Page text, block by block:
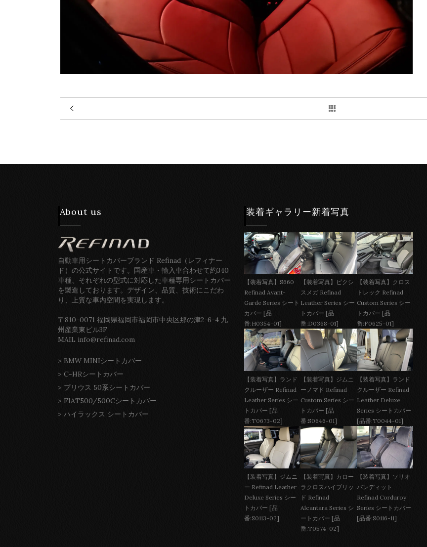
About us
自動車用シートカバーブランド Refinad（レフィナー
ド）の公式サイトです。国産車・輸入車合わせて約340
車種、それぞれの型式に対応した車種専用シートカバー
を製造しております。デザイン、品質、技術にこだわ
り、上質な車内空間を実現します。
〒810-0071 福岡県福岡市福岡市中央区那の津2-6-4 九
州産業東ビル3F
MAIL info@refinad.com
> BMW MINIシートカバー
> C-HRシートカバー
> プリウス 50系シートカバー
> FIAT500/500Cシートカバー
> ハイラックス シートカバー
装着ギャラリー新着写真
【装着写真】S660
Refinad Avant-
Garde Series シート
カバー [品
番:H0354-01]
【装着写真】ピクシ
スメガ Refinad
Leather Series シー
トカバー [品
番:D0368-01]
【装着写真】クロス
トレック Refinad
Custom Series シー
トカバー [品
番:F0625-01]
【装着写真】ランド
クルーザー Refinad
Leather Series シー
トカバー [品
番:T0673-02]
【装着写真】ジムニ
ーノマド Refinad
Custom Series シー
トカバー [品
番:S0646-01]
【装着写真】ランド
クルーザー Refinad
Leather Deluxe
Series シートカバー
[品番:T0044-01]
【装着写真】ジムニ
ー Refinad Leather
Deluxe Series シー
トカバー [品
番:S0113-02]
【装着写真】カロー
ラクロスハイブリッ
ド Refinad
Alcantara Series シ
ートカバー [品
番:T0574-02]
【装着写真】ソリオ
バンディット
Refinad Corduroy
Series シートカバー
[品番:S0116-11]